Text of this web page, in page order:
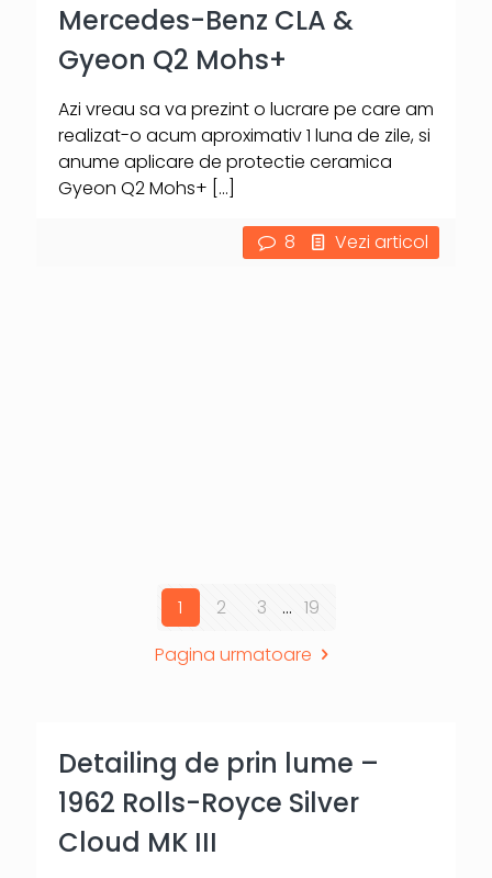
Mercedes-Benz CLA &
Gyeon Q2 Mohs+
Azi vreau sa va prezint o lucrare pe care am
realizat-o acum aproximativ 1 luna de zile, si
anume aplicare de protectie ceramica
Gyeon Q2 Mohs+ […]
8 Vezi articol
1 2 3 ... 19
Pagina urmatoare
Detailing de prin lume –
1962 Rolls-Royce Silver
Cloud MK III